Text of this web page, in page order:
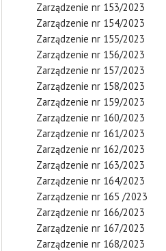
Zarządzenie nr 153/2023
Zarządzenie nr 154/2023
Zarządzenie nr 155/2023
Zarządzenie nr 156/2023
Zarządzenie nr 157/2023
Zarządzenie nr 158/2023
Zarządzenie nr 159/2023
Zarządzenie nr 160/2023
Zarządzenie nr 161/2023
Zarządzenie nr 162/2023
Zarządzenie nr 163/2023
Zarządzenie nr 164/2023
Zarządzenie nr 165 /2023
Zarządzenie nr 166/2023
Zarządzenie nr 167/2023
Zarządzenie nr 168/2023